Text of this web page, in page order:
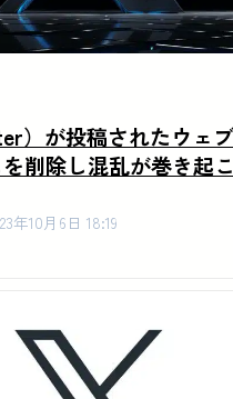
）が投稿されたウェ
削除し混乱が巻き起
年10月6日 18:19